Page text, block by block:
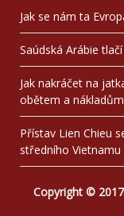
Jak se nám ta
Saúdská Arábie
Jak nakráčet na
obětem a nákladům
Přístav Lien Chieu
středního Vietnamu
Copyright ©